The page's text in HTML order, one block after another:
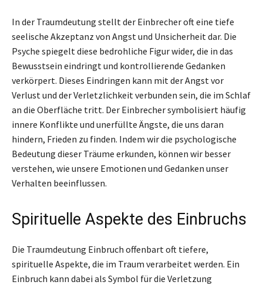
In der Traumdeutung stellt der Einbrecher oft eine tiefe
seelische Akzeptanz von Angst und Unsicherheit dar. Die
Psyche spiegelt diese bedrohliche Figur wider, die in das
Bewusstsein eindringt und kontrollierende Gedanken
verkörpert. Dieses Eindringen kann mit der Angst vor
Verlust und der Verletzlichkeit verbunden sein, die im Schlaf
an die Oberfläche tritt. Der Einbrecher symbolisiert häufig
innere Konflikte und unerfüllte Ängste, die uns daran
hindern, Frieden zu finden. Indem wir die psychologische
Bedeutung dieser Träume erkunden, können wir besser
verstehen, wie unsere Emotionen und Gedanken unser
Verhalten beeinflussen.
Spirituelle Aspekte des Einbruchs
Die Traumdeutung Einbruch offenbart oft tiefere,
spirituelle Aspekte, die im Traum verarbeitet werden. Ein
Einbruch kann dabei als Symbol für die Verletzung